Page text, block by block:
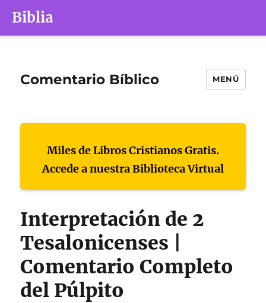
Biblia
Comentario Bíblico MENÚ
Miles de Libros Cristianos Gratis.
Accede a nuestra Biblioteca Virtual
Interpretación de 2
Tesalonicenses |
Comentario Completo
del Púlpito